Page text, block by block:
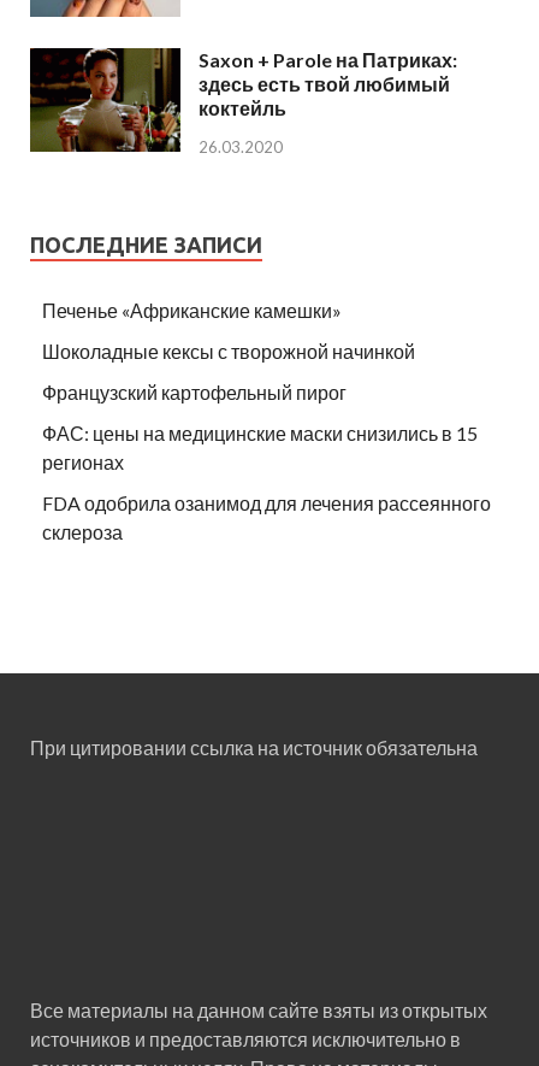
Saxon + Parole на Патриках:
здесь есть твой любимый
коктейль
26.03.2020
ПОСЛЕДНИЕ ЗАПИСИ
Печенье «Африканские камешки»
Шоколадные кексы с творожной начинкой
Французский картофельный пирог
ФАС: цены на медицинские маски снизились в 15
регионах
FDA одобрила озанимод для лечения рассеянного
склероза
При цитировании ссылка на источник обязательна
Все материалы на данном сайте взяты из открытых
источников и предоставляются исключительно в